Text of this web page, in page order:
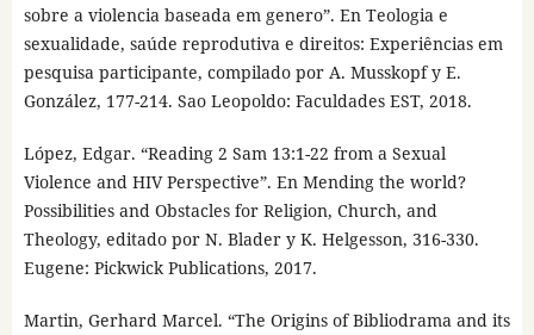
sobre a violencia baseada em genero”. En Teologia e
sexualidade, saúde reprodutiva e direitos: Experiências em
pesquisa participante, compilado por A. Musskopf y E.
González, 177-214. Sao Leopoldo: Faculdades EST, 2018.
López, Edgar. “Reading 2 Sam 13:1-22 from a Sexual
Violence and HIV Perspective”. En Mending the world?
Possibilities and Obstacles for Religion, Church, and
Theology, editado por N. Blader y K. Helgesson, 316-330.
Eugene: Pickwick Publications, 2017.
Martin, Gerhard Marcel. “The Origins of Bibliodrama and its